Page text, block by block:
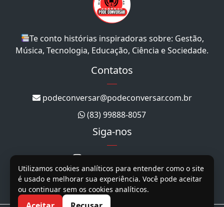
Te conto histórias inspiradoras sobre: Gestão,
Música, Tecnologia, Educação, Ciência e Sociedade.
Contatos
podeconversar@podeconversar.com.br
(83) 99888-8057
Siga-nos
@podeconversar_
@podeconversar
@podeconversar
Utilizamos cookies analíticos para entender como o site
é usado e melhorar sua experiência. Você pode aceitar
ou continuar sem os cookies analíticos.